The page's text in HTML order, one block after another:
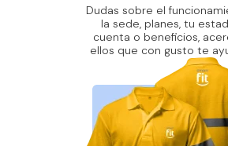
Dudas sobre el
la sede, planes, tu
cuenta o beneficios,
ellos que con gusto te